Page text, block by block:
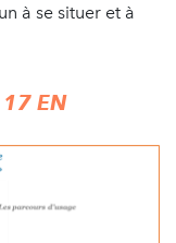
à se situer et à
17 EN